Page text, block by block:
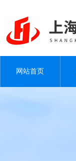
网站首页